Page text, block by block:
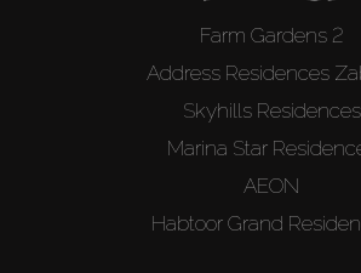
Farm Gardens 2
Address Residences
Skyhills Residences
Marina Star
AEON
Habtoor Grand